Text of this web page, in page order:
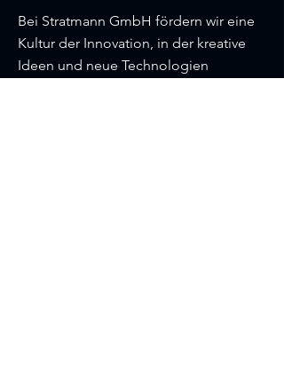
Bei Stratmann GmbH fördern wir eine
Kultur der Innovation, in der kreative
Ideen und neue Technologien